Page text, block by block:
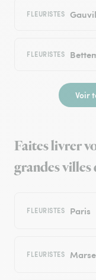
FLEURISTES
FLEURISTES
Voir
Faites livrer
grandes villes
FLEURISTES Paris
FLEURISTES